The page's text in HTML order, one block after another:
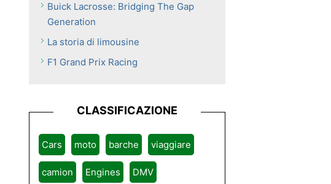
Buick Lacrosse: Bridging The Gap
Generation
La storia di limousine
F1 Grand Prix Racing
CLASSIFICAZIONE
Cars moto barche viaggiare
camion Engines DMV